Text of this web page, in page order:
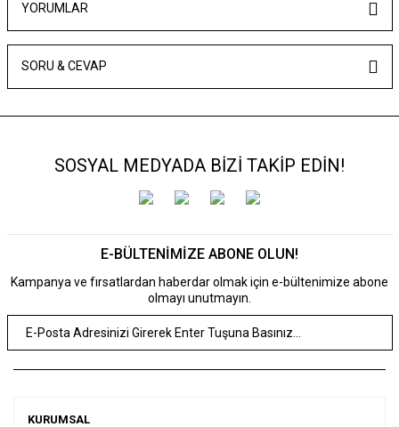
YORUMLAR
SORU & CEVAP
SOSYAL MEDYADA BİZİ TAKİP EDİN!
E-BÜLTENİMİZE ABONE OLUN!
Kampanya ve fırsatlardan haberdar olmak için e-bültenimize abone
olmayı unutmayın.
KURUMSAL